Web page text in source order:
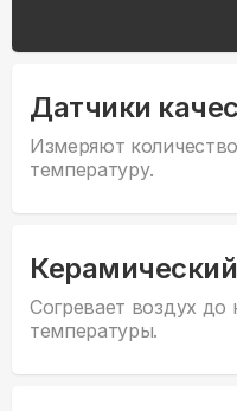
Датчики
Измеряют
температуру.
Согревает воздух до
температуры.